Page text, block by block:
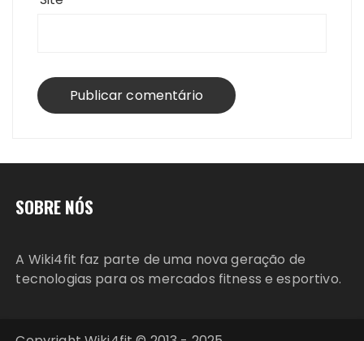
SOBRE NÓS
A Wiki4fit faz parte de uma nova geração de
tecnologias para os mercados fitness e esportivo.